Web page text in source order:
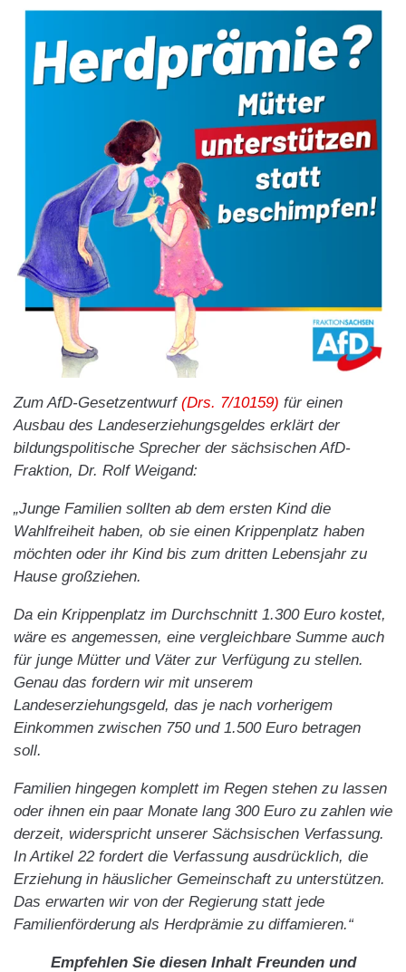
Zum AfD-Gesetzentwurf (Drs. 7/10159) für einen
Ausbau des Landeserziehungsgeldes erklärt der
bildungspolitische Sprecher der sächsischen AfD-
Fraktion, Dr. Rolf Weigand:
„Junge Familien sollten ab dem ersten Kind die
Wahlfreiheit haben, ob sie einen Krippenplatz haben
möchten oder ihr Kind bis zum dritten Lebensjahr zu
Hause großziehen.
Da ein Krippenplatz im Durchschnitt 1.300 Euro kostet,
wäre es angemessen, eine vergleichbare Summe auch
für junge Mütter und Väter zur Verfügung zu stellen.
Genau das fordern wir mit unserem
Landeserziehungsgeld, das je nach vorherigem
Einkommen zwischen 750 und 1.500 Euro betragen
soll.
Familien hingegen komplett im Regen stehen zu lassen
oder ihnen ein paar Monate lang 300 Euro zu zahlen wie
derzeit, widerspricht unserer Sächsischen Verfassung.
In Artikel 22 fordert die Verfassung ausdrücklich, die
Erziehung in häuslicher Gemeinschaft zu unterstützen.
Das erwarten wir von der Regierung statt jede
Familienförderung als Herdprämie zu diffamieren.“
Empfehlen Sie diesen Inhalt Freunden und